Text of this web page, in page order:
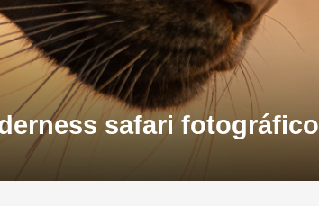
safari fotográfico